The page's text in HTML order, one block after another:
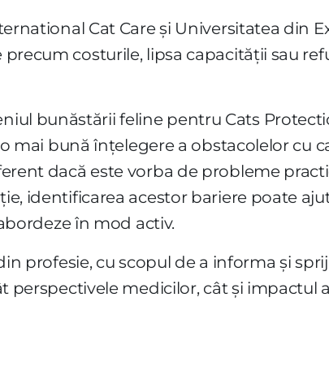
Cat Care și Universitatea din
costurile, lipsa capacității sau
bunăstării feline pentru Cats
mai bună înțelegere a obstacolelor cu
dacă este vorba de probleme
identificarea acestor bariere poate
în mod activ.
profesie, cu scopul de a informa și
perspectivele medicilor, cât și impactul